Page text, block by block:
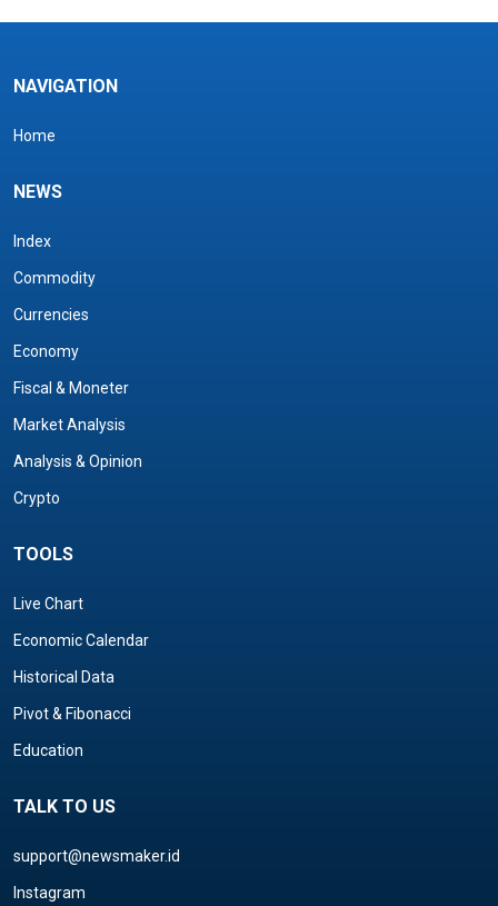
NAVIGATION
Home
NEWS
Index
Commodity
Currencies
Economy
Fiscal & Moneter
Market Analysis
Analysis & Opinion
Crypto
TOOLS
Live Chart
Economic Calendar
Historical Data
Pivot & Fibonacci
Education
TALK TO US
support@newsmaker.id
Instagram